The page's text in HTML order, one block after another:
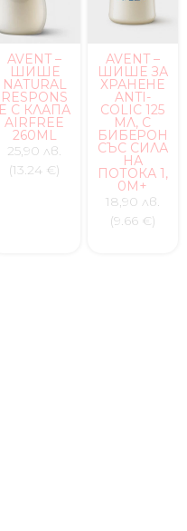
AVENT –
ШИШЕ
NATURAL
RESPONS
E С КЛАПА
AIRFREE
260ML
25,90 лв.
(13.24 €)
AVENT –
ШИШЕ ЗА
ХРАНЕНЕ
ANTI-
COLIC 125
МЛ, С
БИБЕРОН
СЪС СИЛА
НА
ПОТОКА 1,
0М+
18,90 лв.
(9.66 €)